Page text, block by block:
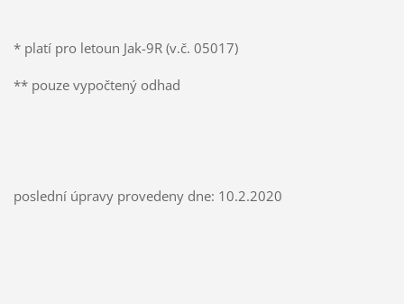
* platí pro letoun Jak-9R (v.č. 05017)
** pouze vypočtený odhad
poslední úpravy provedeny dne: 10.2.2020